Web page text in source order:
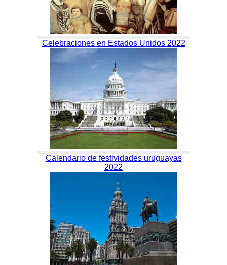
Celebraciones en Estados Unidos 2022
Calendario de festividades uruguayas
2022